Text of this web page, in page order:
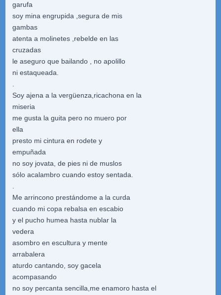
garufa
soy mina engrupida ,segura de mis
gambas
atenta a molinetes ,rebelde en las
cruzadas
le aseguro que bailando , no apolillo
ni estaqueada.
Soy ajena a la vergüenza,ricachona en la
miseria
me gusta la guita pero no muero por
ella
presto mi cintura en rodete y
empuñada
no soy jovata, de pies ni de muslos
sólo acalambro cuando estoy sentada.
Me arrincono prestándome a la curda
cuando mi copa rebalsa en escabio
y el pucho humea hasta nublar la
vedera
asombro en escultura y mente
arrabalera
aturdo cantando, soy gacela
acompasando
no soy percanta sencilla,me enamoro hasta el